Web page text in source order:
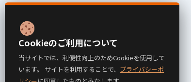
Cookieのご利用について
当サイトでは、利便性向上のためCookieを使用して
います。 サイトを利用することで、 プライバシーポ